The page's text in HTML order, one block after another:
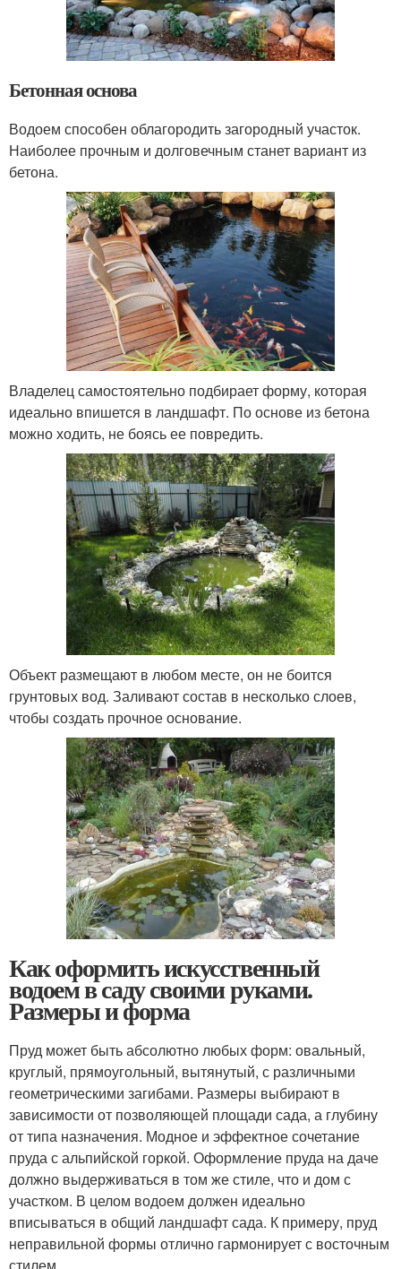
Бетонная основа
Водоем способен облагородить загородный участок.
Наиболее прочным и долговечным станет вариант из
бетона.
Владелец самостоятельно подбирает форму, которая
идеально впишется в ландшафт. По основе из бетона
можно ходить, не боясь ее повредить.
Объект размещают в любом месте, он не боится
грунтовых вод. Заливают состав в несколько слоев,
чтобы создать прочное основание.
Как оформить искусственный
водоем в саду своими руками.
Размеры и форма
Пруд может быть абсолютно любых форм: овальный,
круглый, прямоугольный, вытянутый, с различными
геометрическими загибами. Размеры выбирают в
зависимости от позволяющей площади сада, а глубину
от типа назначения. Модное и эффектное сочетание
пруда с альпийской горкой. Оформление пруда на даче
должно выдерживаться в том же стиле, что и дом с
участком. В целом водоем должен идеально
вписываться в общий ландшафт сада. К примеру, пруд
неправильной формы отлично гармонирует с восточным